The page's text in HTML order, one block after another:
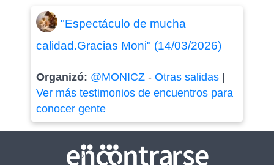
"Espectáculo de mucha
calidad.Gracias Moni" (14/03/2026)
Organizó: @MONICZ- Otras salidas|
Ver más testimonios de encuentros para
conocer gente